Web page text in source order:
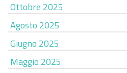
Ottobre 2025
Agosto 2025
Giugno 2025
Maggio 2025